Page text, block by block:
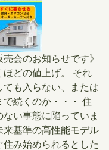
会のお知らせです》
どの値上げ。 それ
ても入らない、または
続くのか・・・ 住
い事態に陥っていま
基準の高性能モデル
み始められるとした